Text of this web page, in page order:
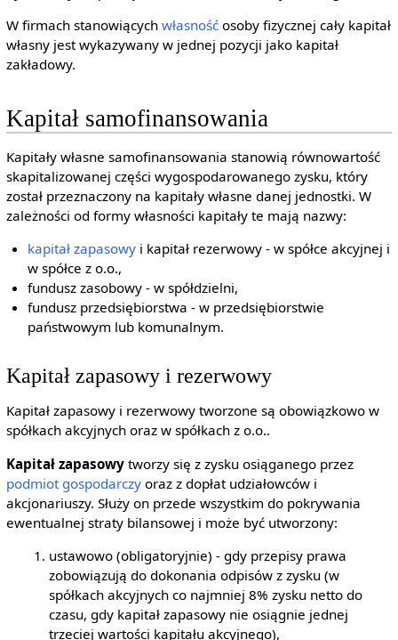
W firmach stanowiących własnośćosoby fizycznej cały kapitał
własny jest wykazywany w jednej pozycji jako kapitał
zakładowy.
Kapitał samofinansowania
Kapitały własne samofinansowania stanowią równowartość
skapitalizowanej części wygospodarowanego zysku, który
został przeznaczony na kapitały własne danej jednostki. W
zależności od formy własności kapitały te mają nazwy:
kapitał zapasowy i kapitał rezerwowy - w spółce akcyjnej i
w spółce z o.o.,
fundusz zasobowy - w spółdzielni,
fundusz przedsiębiorstwa - w przedsiębiorstwie
państwowym lub komunalnym.
Kapitał zapasowy i rezerwowy
Kapitał zapasowy i rezerwowy tworzone są obowiązkowo w
spółkach akcyjnych oraz w spółkach z o.o..
Kapitał zapasowytworzy się z zysku osiąganego przez
podmiot gospodarczyoraz z dopłat udziałowców i
akcjonariuszy. Służy on przede wszystkim do pokrywania
ewentualnej straty bilansowej i może być utworzony:
ustawowo (obligatoryjnie) - gdy przepisy prawa
zobowiązują do dokonania odpisów z zysku (w
spółkach akcyjnych co najmniej 8% zysku netto do
czasu, gdy kapitał zapasowy nie osiągnie jednej
trzeciej wartości kapitału akcyjnego),